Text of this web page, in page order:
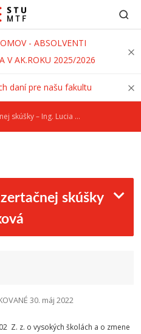
- ABSOLVENTI
V AK.ROKU 2025/2026
daní pre našu fakultu
– Ing. Lucia Cuninková
skúšky
30. máj 2022
Z. z. o vysokých školách a o zmene